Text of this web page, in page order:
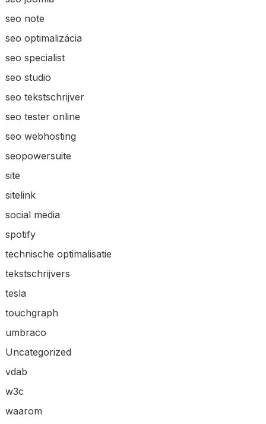
seo note
seo optimalizácia
seo specialist
seo studio
seo tekstschrijver
seo tester online
seo webhosting
seopowersuite
site
sitelink
social media
spotify
technische optimalisatie
tekstschrijvers
tesla
touchgraph
umbraco
Uncategorized
vdab
w3c
waarom